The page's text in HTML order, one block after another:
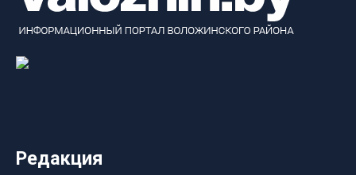
Редакция